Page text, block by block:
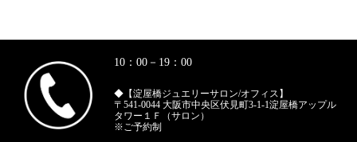
10：00－19：00
◆【淀屋橋ジュエリーサロン/オフィス】
〒541-0044 大阪市中央区伏見町3-1-1淀屋橋アップル
タワー１Ｆ（サロン）
※ご予約制